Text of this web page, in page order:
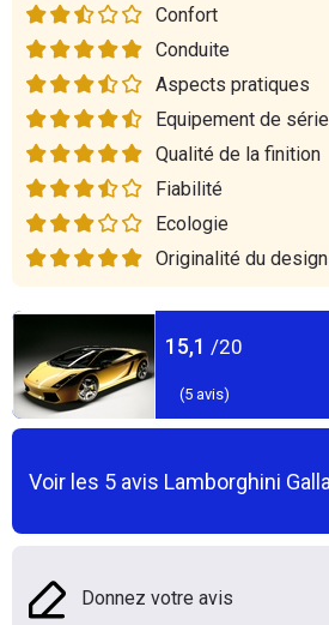
Confort
Conduite
Aspects pratiques
Equipement de série
Qualité de la finition
Fiabilité
Ecologie
Originalité du design
15,1 /20
(5avis)
Voir les 5 avis Lamborghini
Donnez votre avis